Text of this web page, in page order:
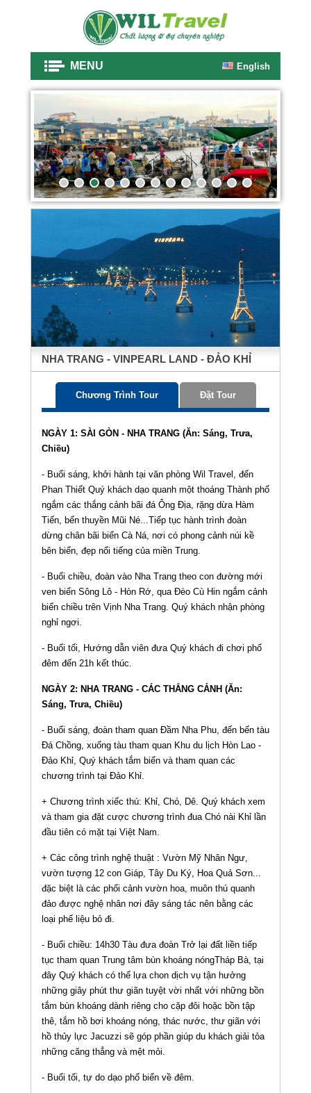
MENU English
NHA TRANG - VINPEARL LAND - ĐẢO KHỈ
Chương Trình Tour Đặt Tour
NGÀY 1: SÀI GÒN - NHA TRANG (Ăn: Sáng, Trưa,
Chiều)
- Buổi sáng, khởi hành tại văn phòng Wil Travel, đến
Phan Thiết Quý khách dạo quanh một thoáng Thành phố
ngắm các thắng cảnh bãi đá Ông Địa, rặng dừa Hàm
Tiến, bến thuyền Mũi Né...Tiếp tục hành trình đoàn
dừng chân bãi biển Cà Ná, nơi có phong cảnh núi kề
bên biển, đẹp nổi tiếng của miền Trung.
- Buổi chiều, đoàn vào Nha Trang theo con đường mới
ven biển Sông Lô - Hòn Rớ, qua Đèo Cù Hin ngắm cảnh
biển chiều trên Vịnh Nha Trang. Quý khách nhận phòng
nghỉ ngơi.
- Buổi tối, Hướng dẫn viên đưa Quý khách đi chơi phố
đêm đến 21h kết thúc.
NGÀY 2: NHA TRANG - CÁC THẮNG CẢNH (Ăn:
Sáng, Trưa, Chiều)
- Buổi sáng, đoàn tham quan Đầm Nha Phu, đến bến tàu
Đá Chồng, xuống tàu tham quan Khu du lịch Hòn Lao -
Đảo Khỉ, Quý khách tắm biển và tham quan các
chương trình tại Đảo Khỉ.
+ Chương trình xiếc thú: Khỉ, Chó, Dê. Quý khách xem
và tham gia đặt cược chương trình đua Chó nài Khỉ lần
đầu tiên có mặt tại Việt Nam.
+ Các công trình nghệ thuật : Vườn Mỹ Nhân Ngư,
vườn tượng 12 con Giáp, Tây Du Ký, Hoa Quả Sơn...
đặc biệt là các phối cảnh vườn hoa, muôn thú quanh
đảo được nghệ nhân nơi đây sáng tác nên bằng các
loại phế liệu bỏ đi.
- Buổi chiều: 14h30 Tàu đưa đoàn Trở lại đất liền tiếp
tục tham quan Trung tâm bùn khoáng nóngTháp Bà, tại
đây Quý khách có thể lựa chon dịch vụ tận hưởng
những giây phút thư giãn tuyệt vời nhất với những bồn
tắm bùn khoáng dành riêng cho cặp đôi hoặc bồn tập
thê, tắm hồ bơi khoáng nóng, thác nước, thư giãn với
hồ thủy lực Jacuzzi sẽ góp phần giúp du khách giải tỏa
những căng thẳng và mệt mỏi.
- Buổi tối, tự do dạo phố biển về đêm.